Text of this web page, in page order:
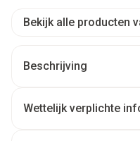
Bekijk alle producten
Beschrijving
Wettelijk verplichte